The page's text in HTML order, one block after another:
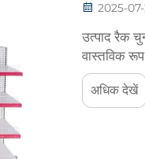
2025-
उत्पाद रैक
वास्तविक
प्रतिदिन
अधिक देखें